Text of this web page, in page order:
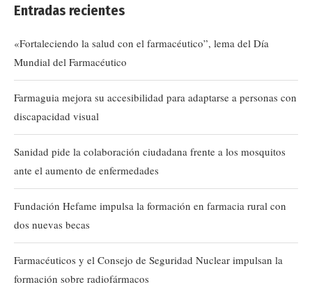
Entradas recientes
«Fortaleciendo la salud con el farmacéutico”, lema del Día
Mundial del Farmacéutico
Farmaguia mejora su accesibilidad para adaptarse a personas con
discapacidad visual
Sanidad pide la colaboración ciudadana frente a los mosquitos
ante el aumento de enfermedades
Fundación Hefame impulsa la formación en farmacia rural con
dos nuevas becas
Farmacéuticos y el Consejo de Seguridad Nuclear impulsan la
formación sobre radiofármacos